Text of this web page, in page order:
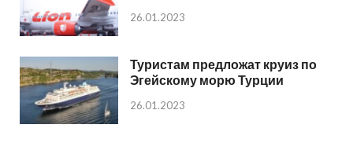
26.01.2023
Туристам предложат круиз по
Эгейскому морю Турции
26.01.2023